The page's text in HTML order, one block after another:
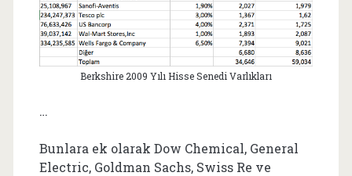
Berkshire 2009 Yılı Hisse Senedi Varlıkları
…
Bunlara ek olarak Dow Chemical, General
Electric, Goldman Sachs, Swiss Re ve